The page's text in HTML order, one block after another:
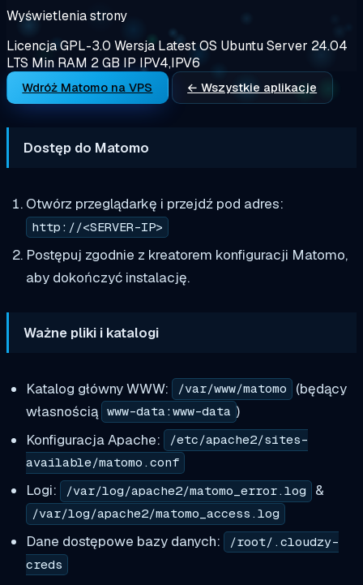
Wyświetlenia strony
LicencjaGPL-3.0 Wersja LatestOS Ubuntu Server 24.04
LTS Min RAM 2 GB IP IPV4,IPV6
Wdróż Matomo na VPS ← Wszystkie aplikacje
Dostęp do Matomo
Otwórz przeglądarkę i przejdź pod adres:
http://<SERVER-IP>
Postępuj zgodnie z kreatorem konfiguracji Matomo,
aby dokończyć instalację.
Ważne pliki i katalogi
Katalog główny WWW: /var/www/matomo
(będący
własnością www-data:www-data )
Konfiguracja Apache:
/etc/apache2/sites-
available/matomo.conf
Logi: /var/log/apache2/matomo_error.log &
/var/log/apache2/matomo_access.log
Dane dostępowe bazy danych:
/root/.cloudzy-
creds